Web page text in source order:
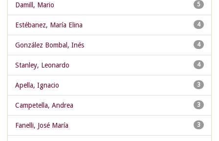
5
Damill, Mario
4
Estébanez, María Elina
4
González Bombal, Inés
4
Stanley, Leonardo
3
Apella, Ignacio
3
Campetella, Andrea
3
Fanelli, José María